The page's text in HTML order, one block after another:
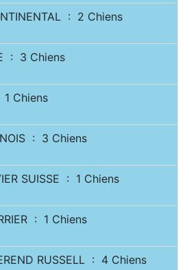
: 2 Chiens
: 3 Chiens
Chiens
: 3 Chiens
SUISSE : 1 Chiens
: 1 Chiens
RUSSELL : 4 Chiens